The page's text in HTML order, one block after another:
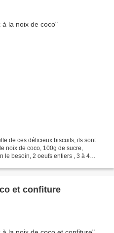
de ces délicieux biscuits, ils sont
noix de coco, 100g de sucre,
le besoin, 2 oeufs entiers , 3 à 4
et confiture